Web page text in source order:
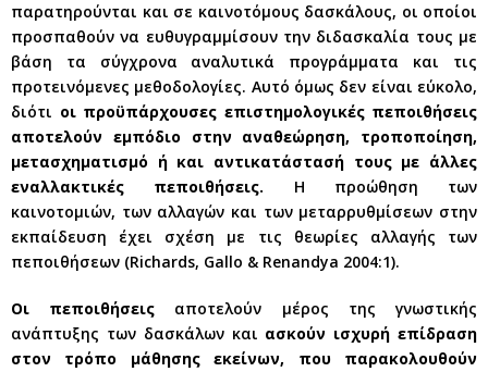
παρατηρούνται και σε καινοτόμους δασκάλους, οι οποίοι
προσπαθούν να ευθυγραμμίσουν την διδασκαλία τους με
βάση τα σύγχρονα αναλυτικά προγράμματα και τις
προτεινόμενες μεθοδολογίες. Αυτό όμως δεν είναι εύκολο,
διότι οι προϋπάρχουσες επιστημολογικές πεποιθήσεις
αποτελούν εμπόδιο στην αναθεώρηση, τροποποίηση,
μετασχηματισμό ή και αντικατάστασή τους με άλλες
εναλλακτικές πεποιθήσεις. Η προώθηση των
καινοτομιών, των αλλαγών και των μεταρρυθμίσεων στην
εκπαίδευση έχει σχέση με τις θεωρίες αλλαγής των
πεποιθήσεων (Richards, Gallo & Renandya 2004:1).
Οι πεποιθήσεις αποτελούν μέρος της γνωστικής
ανάπτυξης των δασκάλων και ασκούν ισχυρή επίδραση
στον τρόπο μάθησης εκείνων, που παρακολουθούν